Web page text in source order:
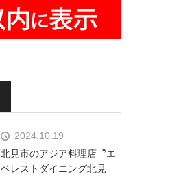
2024.10.19
北見市のアジア料理店〝エ
ベレストダイニング北見